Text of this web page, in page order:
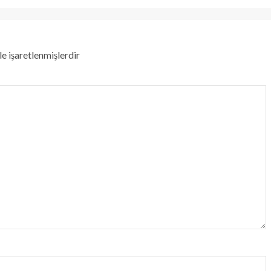
işaretlenmişlerdir